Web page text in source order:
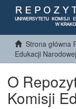
Strona główna
Edukacji Narodowej
O
Komisji